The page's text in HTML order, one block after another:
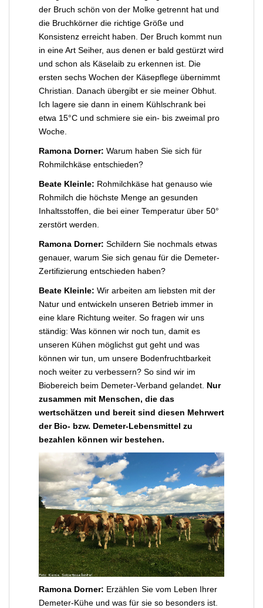
der Bruch schön von der Molke getrennt hat und
die Bruchkörner die richtige Größe und
Konsistenz erreicht haben. Der Bruch kommt nun
in eine Art Seiher, aus denen er bald gestürzt wird
und schon als Käselaib zu erkennen ist. Die
ersten sechs Wochen der Käsepflege übernimmt
Christian. Danach übergibt er sie meiner Obhut.
Ich lagere sie dann in einem Kühlschrank bei
etwa 15°C und schmiere sie ein- bis zweimal pro
Woche.
Ramona Dorner: Warum haben Sie sich für
Rohmilchkäse entschieden?
Beate Kleinle: Rohmilchkäse hat genauso wie
Rohmilch die höchste Menge an gesunden
Inhaltsstoffen, die bei einer Temperatur über 50°
zerstört werden.
Ramona Dorner: Schildern Sie nochmals etwas
genauer, warum Sie sich genau für die Demeter-
Zertifizierung entschieden haben?
Beate Kleinle: Wir arbeiten am liebsten mit der
Natur und entwickeln unseren Betrieb immer in
eine klare Richtung weiter. So fragen wir uns
ständig: Was können wir noch tun, damit es
unseren Kühen möglichst gut geht und was
können wir tun, um unsere Bodenfruchtbarkeit
noch weiter zu verbessern? So sind wir im
Biobereich beim Demeter-Verband gelandet. Nur
zusammen mit Menschen, die das
wertschätzen und bereit sind diesen Mehrwert
der Bio- bzw. Demeter-Lebensmittel zu
bezahlen können wir bestehen.
Ramona Dorner: Erzählen Sie vom Leben Ihrer
Demeter-Kühe und was für sie so besonders ist.